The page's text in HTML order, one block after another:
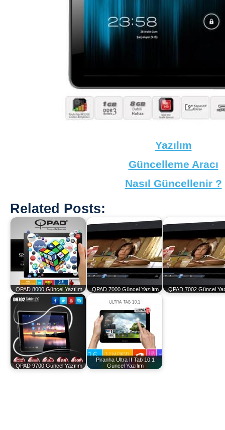
Yazılım
Güncelleme Aracı
Nasıl Güncellenir ?
Related Posts:
QPAD 8000 Güncel Yazılım QPAD 7000 Güncel Yazılım QPAD 7002 Güncel
QPAD 9700 Güncel Yazılım
Piranha Ultra II Tab 10.1
Güncel Yazılım